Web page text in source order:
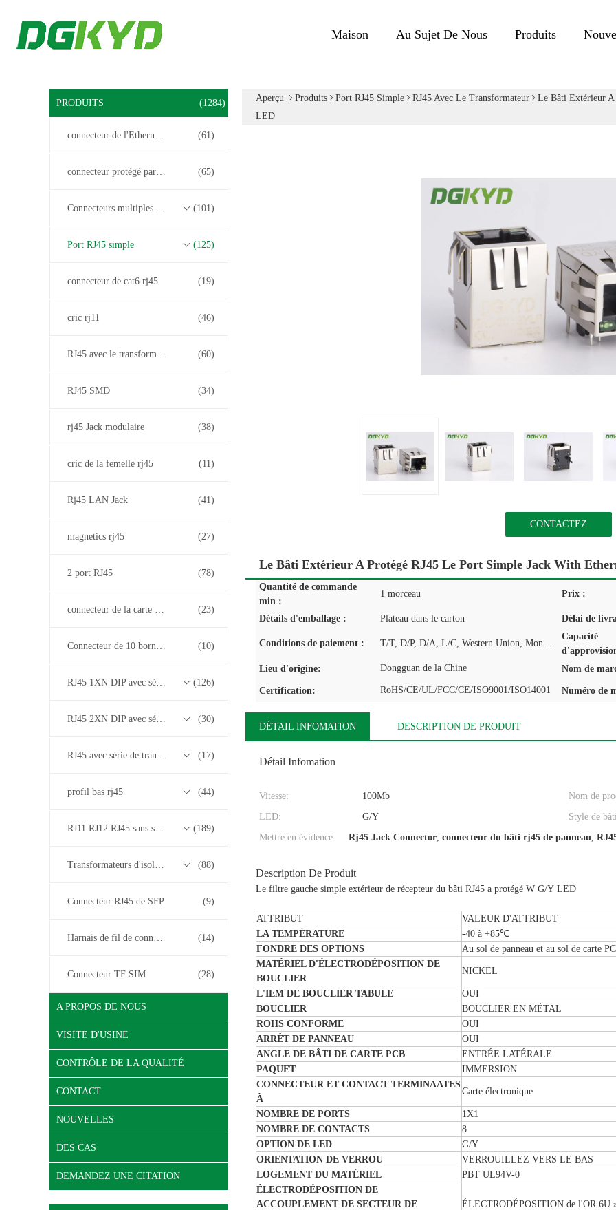
Maison Au Sujet De Nous Produits
PRODUITS (1284)
connecteur de l'Ethernet rj45 (61)
connecteur protégé par rj45 (65)
Connecteurs multiples du port RJ45 (101)
Port RJ45 simple (125)
connecteur de cat6 rj45 (19)
cric rj11 (46)
RJ45 avec le transformateur (60)
RJ45 SMD (34)
rj45 Jack modulaire (38)
cric de la femelle rj45 (11)
Rj45 LAN Jack (41)
magnetics rj45 (27)
2 port RJ45 (78)
connecteur de la carte PCB rj45 (23)
Connecteur de 10 bornes RJ45 (10)
RJ45 1XN DIP avec série de transformateurs base-T 10/100/1000M (126)
RJ45 2XN DIP avec série de transformateurs base-T 10/100/1000M (30)
RJ45 avec série de transformateurs 2.5G/5G/10G Base-T (17)
profil bas rj45 (44)
RJ11 RJ12 RJ45 sans série de transformateurs (189)
Transformateurs d'isolement (88)
Connecteur RJ45 de SFP (9)
Harnais de fil de connecteur (14)
Connecteur TF SIM (28)
A PROPOS DE NOUS
VISITE D'USINE
CONTRÔLE DE LA QUALITÉ
CONTACT
NOUVELLES
DES CAS
DEMANDEZ UNE CITATION
Aperçu Produits Port RJ45 Simple RJ45 Avec Le Transformateur
Le Bâti Extérieur A
LED
CONTACTEZ
Le Bâti Extérieur A Protégé RJ45 Le Port Simple Jack With
Quantité de commande
min :
1 morceau Prix :
Détails d'emballage : Plateau dans le carton Délai de
Conditions de paiement : T/T, D/P, D/A, L/C, Western Union, MoneyGram
Capacité
Lieu d'origine:
Dongguan de la Chine Nom de
Certification: RoHS/CE/UL/FCC/CE/ISO9001/ISO14001 Numéro de
DÉTAIL INFOMATION DESCRIPTION DE PRODUIT
Détail Infomation
Vitesse: 100Mb
Nom de
LED:
G/Y
Style de
Mettre en évidence:
Rj45 Jack Connector, connecteur du bâti rj45 de panneau,
Description De Produit
Le filtre gauche simple extérieur de récepteur du bâti RJ45 a protégé W G/Y LED
ATTRIBUT
VALEUR D'ATTRIBUT
LA TEMPÉRATURE
-40 à +85℃
FONDRE DES OPTIONS
Au sol de panneau et au sol de carte
MATÉRIEL D'ÉLECTRODÉPOSITION DE
BOUCLIER
NICKEL
L'IEM DE BOUCLIER TABULE
OUI
BOUCLIER
BOUCLIER EN MÉTAL
ROHS CONFORME
OUI
ARRÊT DE PANNEAU
OUI
ANGLE DE BÂTI DE CARTE PCB
ENTRÉE LATÉRALE
PAQUET
IMMERSION
CONNECTEUR ET CONTACT TERMINAATES
À
Carte électronique
NOMBRE DE PORTS
1X1
NOMBRE DE CONTACTS
8
OPTION DE LED
G/Y
ORIENTATION DE VERROU
VERROUILLEZ VERS LE BAS
LOGEMENT DU MATÉRIEL
PBT UL94V-0
ÉLECTRODÉPOSITION DE
ACCOUPLEMENT DE SECTEUR DE
ÉLECTRODÉPOSITION de l'OR 6U